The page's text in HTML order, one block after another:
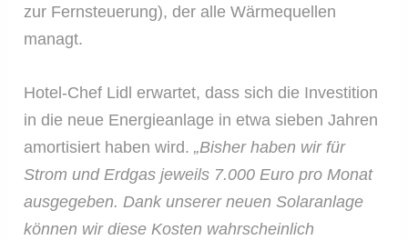
zur Fernsteuerung), der alle Wärmequellen
managt.
Hotel-Chef Lidl erwartet, dass sich die Investition
in die neue Energieanlage in etwa sieben Jahren
amortisiert haben wird.„Bisher haben wir für
Strom und Erdgas jeweils 7.000 Euro pro Monat
ausgegeben. Dank unserer neuen Solaranlage
können wir diese Kosten wahrscheinlich